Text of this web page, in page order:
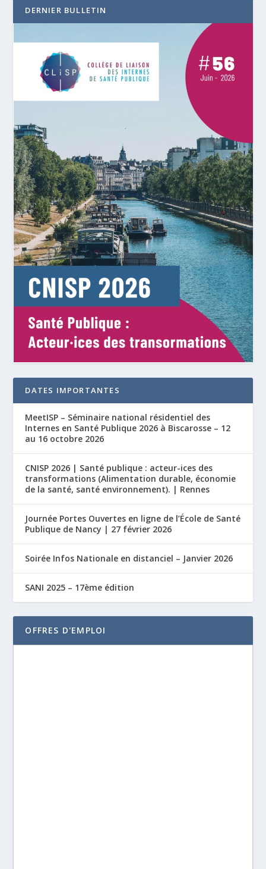
DERNIER BULLETIN
DATES IMPORTANTES
MeetISP – Séminaire national résidentiel des
Internes en Santé Publique 2026 à Biscarosse – 12
au 16 octobre 2026
CNISP 2026 | Santé publique : acteur-ices des
transformations (Alimentation durable, économie
de la santé, santé environnement). | Rennes
Journée Portes Ouvertes en ligne de l’École de Santé
Publique de Nancy | 27 février 2026
Soirée Infos Nationale en distanciel – Janvier 2026
SANI 2025 – 17ème édition
OFFRES D'EMPLOI